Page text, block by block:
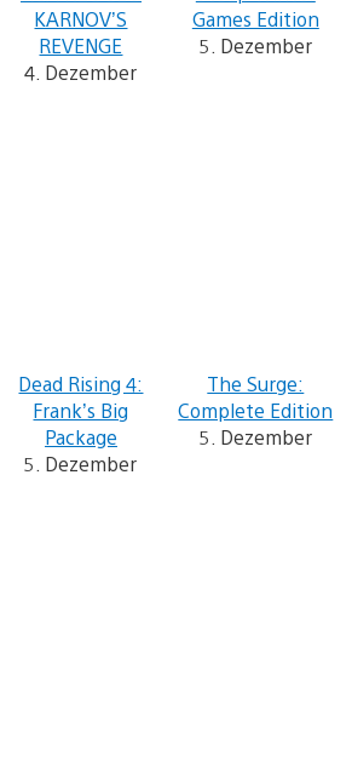
KARNOV’S
REVENGE
4. Dezember
Games Edition
5. Dezember
Dead Rising 4:
Frank’s Big
Package
5. Dezember
The Surge:
Complete Edition
5. Dezember